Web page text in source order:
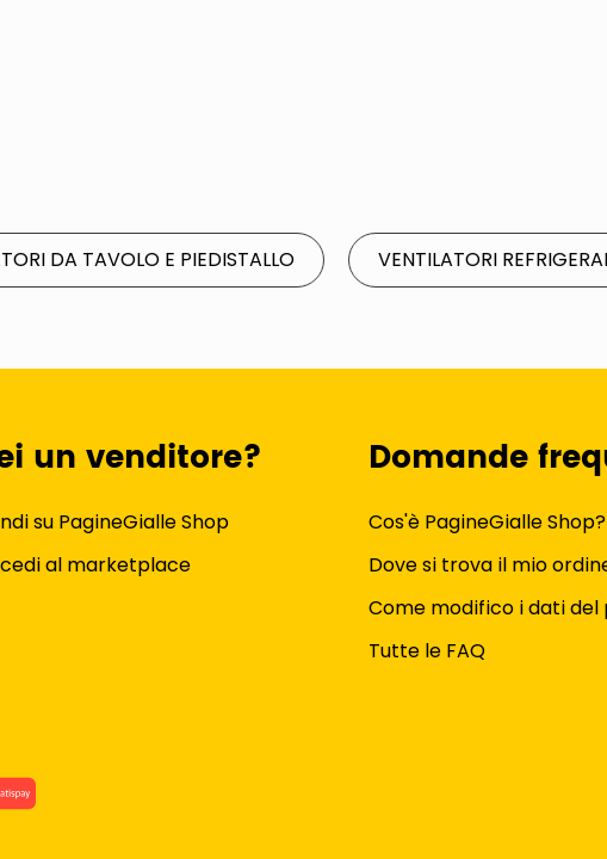
DA TAVOLO E PIEDISTALLO VENTILATORI
un venditore?
su PagineGialle Shop
al marketplace
Domande
Cos'è PagineGialle Shop?
Dove si trova il mio
Come modifico i dati del
Tutte le FAQ